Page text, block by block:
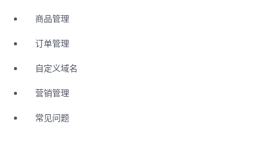
商品管理
订单管理
自定义域名
营销管理
常见问题